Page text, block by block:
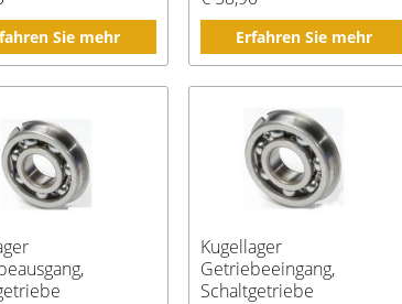
Sie mehr Erfahren Sie mehr
Kugellager
Getriebeeingang,
Schaltgetriebe